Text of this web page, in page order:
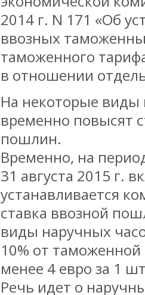
2014 г. N 171 «Об
ввозных
таможенного
в отношении
На некоторые виды
временно повысят
пошлин.
Временно, на
31 августа 2015 г.
устанавливается
ставка ввозной
виды наручных
10% от
менее 4 евро за 1
Речь идет о